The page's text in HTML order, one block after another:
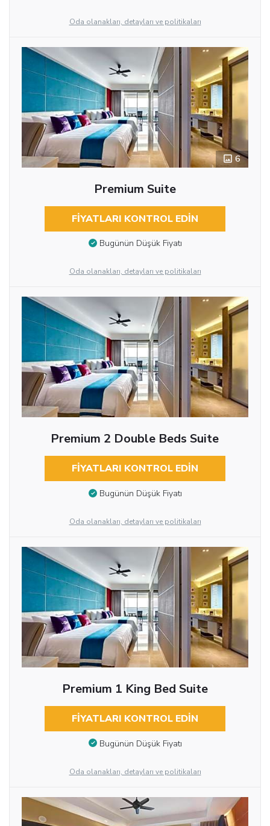
Oda olanakları, detayları ve politikaları
6
Premium Suite
FIYATLARI KONTROL EDIN
Bugünün Düşük Fiyatı
Oda olanakları, detayları ve politikaları
Premium 2 Double Beds Suite
FIYATLARI KONTROL EDIN
Bugünün Düşük Fiyatı
Oda olanakları, detayları ve politikaları
Premium 1 King Bed Suite
FIYATLARI KONTROL EDIN
Bugünün Düşük Fiyatı
Oda olanakları, detayları ve politikaları